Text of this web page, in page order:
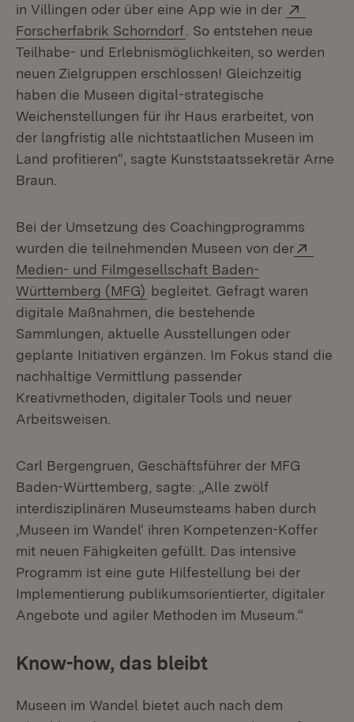
in Villingen oder über eine App wie in der
Forscherfabrik Schorndorf (Öffnet in neuem Fenster)
. So entstehen neue
Teilhabe- und Erlebnismöglichkeiten, so werden
neuen Zielgruppen erschlossen! Gleichzeitig
haben die Museen digital-strategische
Weichenstellungen für ihr Haus erarbeitet, von
der langfristig alle nichtstaatlichen Museen im
Land profitieren“, sagte Kunststaatssekretär Arne
Braun.
Bei der Umsetzung des Coachingprogramms
wurden die teilnehmenden Museen von der
Medien- und Filmgesellschaft Baden-
Württemberg (MFG) (Öffnet in neuem Fenster)
begleitet. Gefragt waren
digitale Maßnahmen, die bestehende
Sammlungen, aktuelle Ausstellungen oder
geplante Initiativen ergänzen. Im Fokus stand die
nachhaltige Vermittlung passender
Kreativmethoden, digitaler Tools und neuer
Arbeitsweisen.
Carl Bergengruen, Geschäftsführer der MFG
Baden-Württemberg, sagte: „Alle zwölf
interdisziplinären Museumsteams haben durch
‚Museen im Wandel‘ ihren Kompetenzen-Koffer
mit neuen Fähigkeiten gefüllt. Das intensive
Programm ist eine gute Hilfestellung bei der
Implementierung publikumsorientierter, digitaler
Angebote und agiler Methoden im Museum.“
Know-how, das bleibt
Museen im Wandel bietet auch nach dem